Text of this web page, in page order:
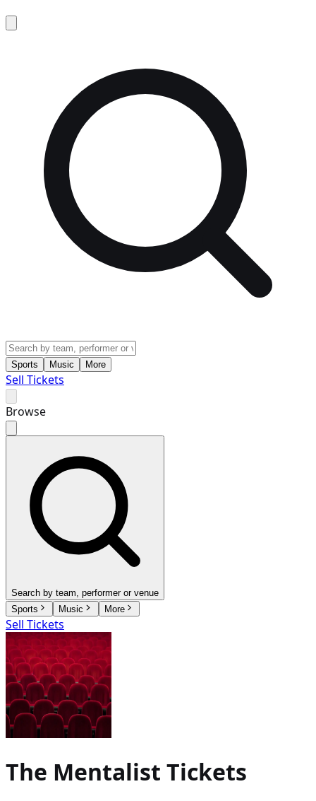
Sports Music More
Sell Tickets
Browse
Search by team, performer or venue
Sports
Music More
Sell Tickets
The Mentalist Tickets